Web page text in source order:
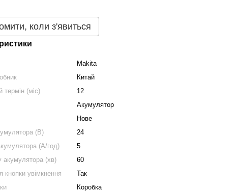
коли з'явиться
Makita
Китай
термін (міс)
12
Акумулятор
Нове
(В)
24
(А/год)
5
акумулятора (хв)
60
кнопки увімкнення
Так
Коробка